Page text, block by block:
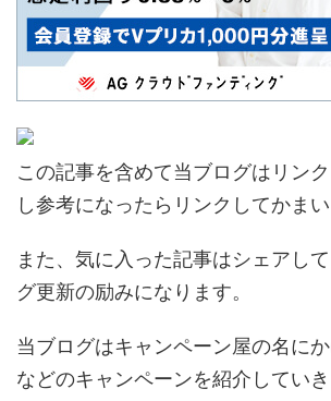
この記事を含めて当ブログはリン
し参考になったらリンクしてかまい
また、気に入った記事はシェアし
グ更新の励みになります。
当ブログはキャンペーン屋の名に
などのキャンペーンを紹介していき